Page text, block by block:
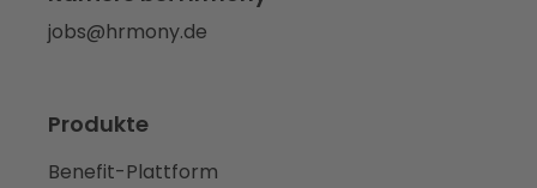
jobs@hrmony.de
Produkte
Benefit-Plattform